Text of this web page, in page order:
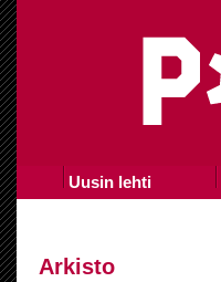
Uusin lehti
Arkisto